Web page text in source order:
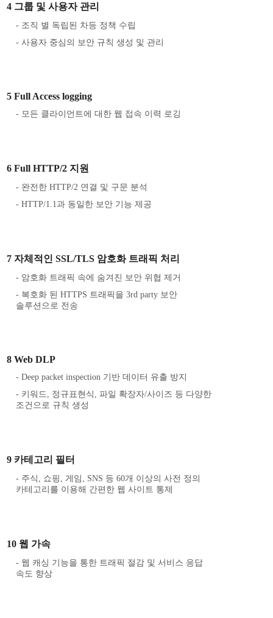
4 그룹 및 사용자 관리
- 조직 별 독립된 차등 정책 수립
- 사용자 중심의 보안 규칙 생성 및 관리
5 Full Access logging
- 모든 클라이언트에 대한 웹 접속 이력 로깅
6 Full HTTP/2 지원
- 완전한 HTTP/2 연결 및 구문 분석
- HTTP/1.1과 동일한 보안 기능 제공
7 자체적인 SSL/TLS 암호화 트래픽 처리
- 암호화 트래픽 속에 숨겨진 보안 위협 제거
- 복호화 된 HTTPS 트래픽을 3rd party 보안
솔루션으로 전송
8 Web DLP
- Deep packet inspection 기반 데이터 유출 방지
- 키워드, 정규표현식, 파일 확장자/사이즈 등 다양한
조건으로 규칙 생성
9 카테고리 필터
- 주식, 쇼핑, 게임, SNS 등 60개 이상의 사전 정의
카테고리를 이용해 간편한 웹 사이트 통제
10 웹 가속
- 웹 캐싱 기능을 통한 트래픽 절감 및 서비스 응답
속도 향상